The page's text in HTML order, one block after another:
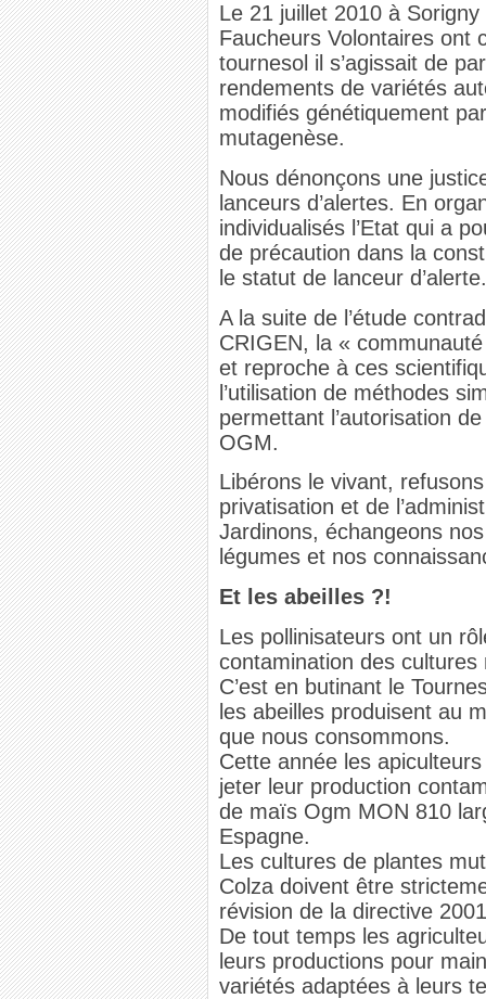
Le 21 juillet 2010 à
Faucheurs Volontaires ont
tournesol il s’agissait de
rendements de variétés
modifiés génétiquement
mutagenèse.
Nous dénonçons une
lanceurs d’alertes. En
individualisés l’Etat qui a
de précaution dans la
le statut de lanceur d’alerte.
A la suite de l’étude
CRIGEN, la «
et reproche à ces
l’utilisation de méthodes
permettant l’autorisation
OGM.
Libérons le vivant,
privatisation et de
Jardinons, échangeons
légumes et nos
Et les abeilles ?!
Les pollinisateurs ont un
contamination des cultures
C’est en butinant le
les abeilles produisent au
que nous consommons.
Cette année les
jeter leur production
de maïs Ogm MON 810
Espagne.
Les cultures de plantes
Colza doivent être
révision de la directive
De tout temps les
leurs productions pour
variétés adaptées à leurs